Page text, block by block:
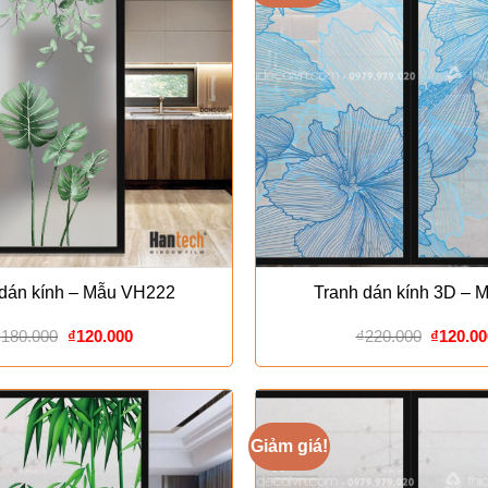
kính – Mẫu VH222
180.000 Giá
là:
₫120.000Giá
tại
₫120.000.
Tranh dán kính 3D –
₫220.000 Giá
là:
₫
Giảm giá!